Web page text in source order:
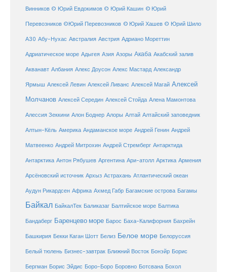
Винников © Юрий Евдокимов © Юрий Кашин © Юрий
Перевозников ©Юрий Перевозников © Юрий Хашев © Юрий Шило
А30 Абу-Нухас Австралия Австрия Адриано Мореттин
Адриатическое море Адыгея Азия Азоры Акаба Акабский залив
Акванавт Албания Алекс Доусон Алекс Мастард Александр
Ярмыш Алексей Левин Алексей Ливанс Алексей Магай Алексей
Молчанов Алексей Середин Алексей Стойда Алена Мамонтова
Алессия Зеккини Алон Боднер Алоры Алтай Алтайский заповедник
Алтын-Кёль Америка Андаманское море Андрей Генин Андрей
Матвеенко Андрей Митрохин Андрей Стремберг Антарктида
Антарктика Антон Рябушев Аргентина Ари-атолл Арктика Армения
Арсёновский источник Архыз Астрахань Атлантический океан
Аудун Рикардсен Африка Ахмед Габр Багамские острова Багамы
Байкал БайкалТек Баликазаг Балтийское море Балтика
Бандаберг Баренцево море Барос Баха-Калифорния Бахрейн
Башкирия Бекки Каган Шотт Белиз Белое море Белоруссия
Белый тюлень Бизнес-завтрак Ближний Восток Бонэйр Борис
Бергман Борис Эйдис Боро-Боро Боровно Ботсвана Бохол